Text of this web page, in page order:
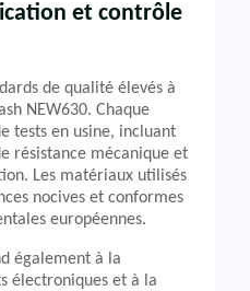
et contrôle
de qualité élevés à
NEW630. Chaque
tests en usine, incluant
résistance mécanique et
Les matériaux utilisés
nocives et conformes
européennes.
également à la
électroniques et à la